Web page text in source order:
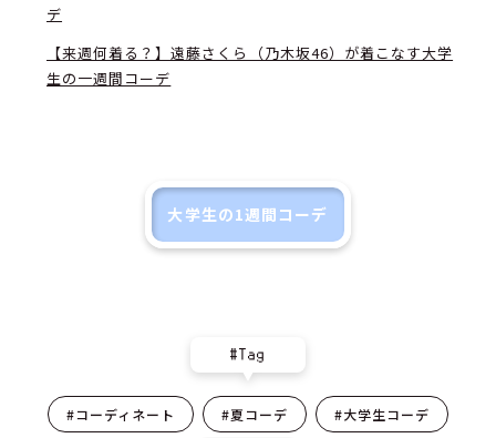
デ
【来週何着る？】遠藤さくら（乃木坂46）が着こなす大学
生の一週間コーデ
大学生の1週間コーデ
#Tag
#コーディネート #夏コーデ #大学生コーデ